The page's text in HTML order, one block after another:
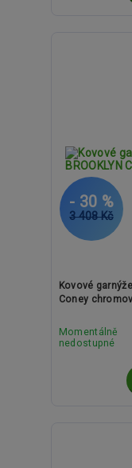
3 408 Kč
- 30 %
Kovové
Coney
Momentálně
nedostupné